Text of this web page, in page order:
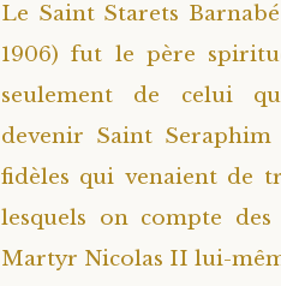
Le Saint Starets Barnabé
1906) fut le père
seulement de celui
devenir Saint Seraphim
fidèles qui venaient de
lesquels on compte
Martyr Nicolas II lui-